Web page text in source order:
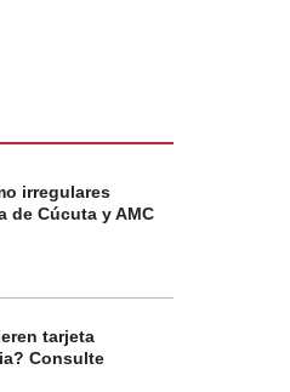
irregulares
de Cúcuta y AMC
tarjeta
Consulte